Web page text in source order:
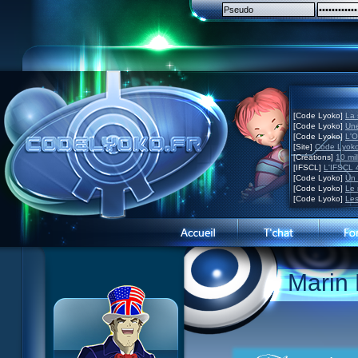
[Code Lyoko] La
[Code Lyoko]
[Code Lyoko]
[Site] Code
[Créations] 10
[IFSCL] L'IFSCL
[Code Lyoko] Un
[Code Lyoko] Le
[Code Lyoko]
Visite guidée
Inscription
Contact
Concours
Histoire
Personnages
XANA
Marin